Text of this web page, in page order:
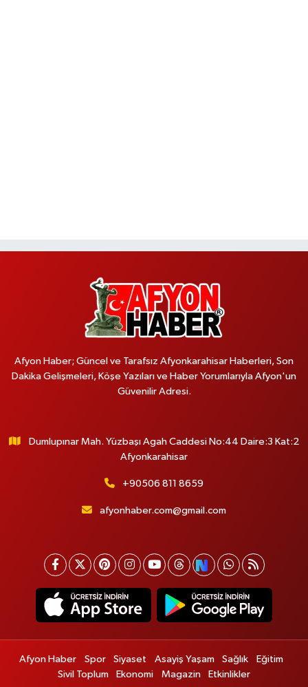
Afyon Haber; Güncel ve Tarafsız Afyonkarahisar Haberleri, Son
Dakika Gelişmeleri, Köşe Yazıları ve Haber Yorumlarıyla Afyon'un
Güvenilir Adresi.
Dumlupınar Mah. Yüzbaşı Agah Caddesi No:44 Daire:3 Kat:2
Afyonkarahisar
+90506 811 8659
afyonhaber.com@gmail.com
Afyon Haber Spor Siyaset Asayiş Yaşam Sağlık
Eğitim
Sivil Toplum
Ekonomi Magazin Etkinlikler